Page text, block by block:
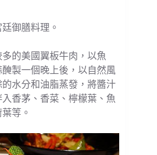
御膳料理。
的美國翼板牛肉，以魚
製一個晚上後，以自然風
水分和油脂蒸發，將醬汁
香茅、香菜、檸檬葉、魚
等。